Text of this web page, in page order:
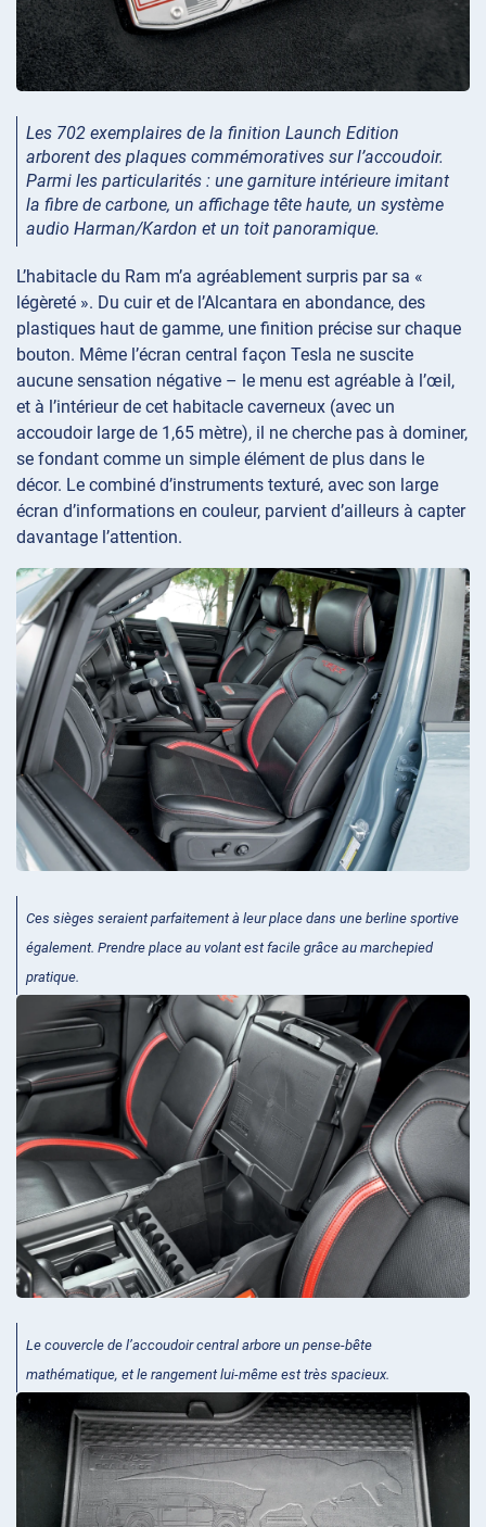
Les 702 exemplaires de la finition Launch Edition
arborent des plaques commémoratives sur l’accoudoir.
Parmi les particularités : une garniture intérieure imitant
la fibre de carbone, un affichage tête haute, un système
audio Harman/Kardon et un toit panoramique.
L’habitacle du Ram m’a agréablement surpris par sa «
légèreté ». Du cuir et de l’Alcantara en abondance, des
plastiques haut de gamme, une finition précise sur chaque
bouton. Même l’écran central façon Tesla ne suscite
aucune sensation négative – le menu est agréable à l’œil,
et à l’intérieur de cet habitacle caverneux (avec un
accoudoir large de 1,65 mètre), il ne cherche pas à dominer,
se fondant comme un simple élément de plus dans le
décor. Le combiné d’instruments texturé, avec son large
écran d’informations en couleur, parvient d’ailleurs à capter
davantage l’attention.
Ces sièges seraient parfaitement à leur place dans une berline sportive
également. Prendre place au volant est facile grâce au marchepied
pratique.
Le couvercle de l’accoudoir central arbore un pense-bête
mathématique, et le rangement lui-même est très spacieux.